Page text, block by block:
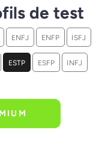
de test
ENFJ ENFP ISFJ
ESTP ESFP INFJ